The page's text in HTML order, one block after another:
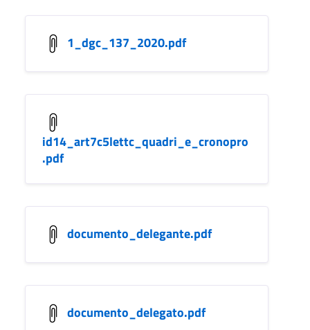
1_dgc_137_2020.pdf
id14_art7c5lettc_quadri_e_cronopro
.pdf
documento_delegante.pdf
documento_delegato.pdf